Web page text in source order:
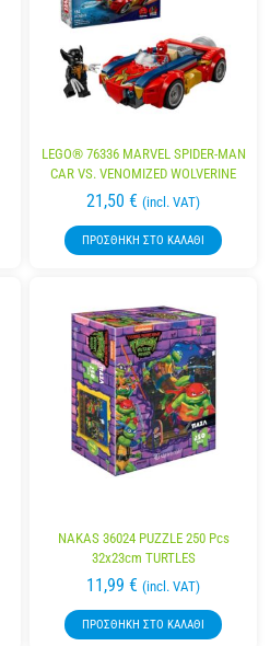
LEGO® 76336 MARVEL SPIDER-MAN
CAR VS. VENOMIZED WOLVERINE
21,50 € (incl. VAT)
ΠΡΟΣΘΉΚΗ ΣΤΟ ΚΑΛΆΘΙ
NAKAS 36024 PUZZLE 250 Pcs
32x23cm TURTLES
11,99 € (incl. VAT)
ΠΡΟΣΘΉΚΗ ΣΤΟ ΚΑΛΆΘΙ